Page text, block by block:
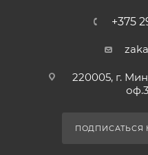
+375
220005, г.
ПОДПИСАТЬСЯ